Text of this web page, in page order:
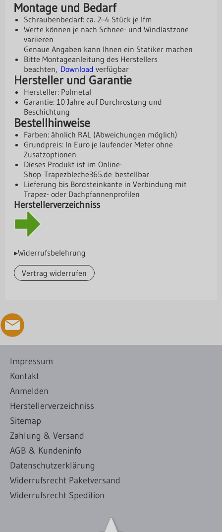
Montage und Bedarf
Schraubenbedarf: ca. 2–4 Stück je lfm
Werte können je nach Schnee- und Windlastzone
variieren
Genaue Angaben kann Ihnen ein Statiker machen
Bitte Montageanleitung des Herstellers
beachten, Download verfügbar
Hersteller und Garantie
Hersteller: Polmetal
Garantie: 10 Jahre auf Durchrostung und
Beschichtung
Bestellhinweise
Farben: ähnlich RAL (Abweichungen möglich)
Grundpreis: In Euro je laufender Meter ohne
Zusatzoptionen
Dieses Produkt ist im Online-
Shop Trapezbleche365.de bestellbar
Lieferung bis Bordsteinkante in Verbindung mit
Trapez- oder Dachpfannenprofilen
Herstellerverzeichniss
▸Widerrufsbelehrung
Vertrag widerrufen
Impressum
Kontakt
Anmelden
Herstellerverzeichniss
Sitemap
Zahlung & Versand
AGB & Kundeninfo
Datenschutzerklärung
Widerrufsrecht Paketversand
Widerrufsrecht Spedition